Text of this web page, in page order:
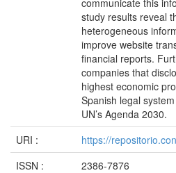
communicate this
study results reveal
heterogeneous
improve website
financial reports.
companies that
highest economic
Spanish legal
UN’s Agenda 2030.
URI :
https://
ISSN :
2386-7876